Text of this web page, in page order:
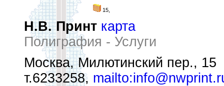
15,
Н.В. Принт карта
Полиграфия - Услуги
Москва, Милютинский пер., 15
т.6233258,